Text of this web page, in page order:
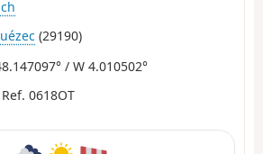
(29190)
/ W 4.010502°
Ref. 0618OT